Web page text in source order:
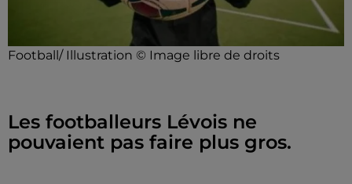
Football/ Illustration © Image libre de droits
Les footballeurs Lévois ne
pouvaient pas faire plus gros.